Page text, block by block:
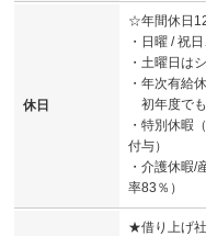
休日
☆年間休日
・日曜 / 祝
・土曜日は
・年次有給
初年度で
・特別休暇
付与）
・介護休暇/
率83％）
★借り上げ